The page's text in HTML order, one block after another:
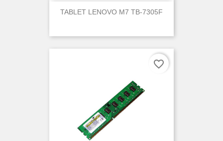
TABLET LENOVO M7 TB-7305F
favorite_border